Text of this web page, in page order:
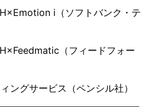
i（ソフトバンク・テ
（フィードフォー
ングサービス（ペンシル社）